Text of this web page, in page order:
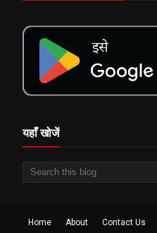
यहाँ खोजें
Home About Contact Us